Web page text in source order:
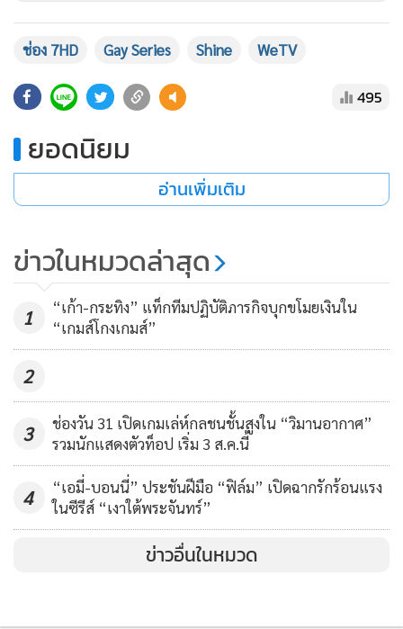
อุดมการณ์ ความรัก และความจริง เพื่อตามหาความหมายของ
เสรีภาพที่แท้จริงในแบบฉบับของแต่ละคน
ร่วมเสพสุนทรียภาพแห่งกาลเวลา ความหวัง ความทรงจำ และ
แสงสว่างจากอดีตที่จะส่องประกายถึงปัจจุบัน
อย่างงดงามไปด้วยกันกับ “Shine” รับชมซีรีส์พร้อมกัน ทุกวัน
เสาร์ เวลา 22.00 น. เริ่มตอนแรก เสาร์ที่ 2 สิงหาคมนี้ Acoustic
ช่อง 7HD Gay Series Shine WeTV
495
ยอดนิยม
อ่านเพิ่มเติม
ข่าวในหมวดล่าสุด
1
“เก้า-กระทิง” แท็กทีมปฏิบัติภารกิจบุกขโมยเงินใน
“เกมส์โกงเกมส์”
2
3
ช่องวัน 31 เปิดเกมเล่ห์กลชนชั้นสูงใน “วิมานอากาศ”
รวมนักแสดงตัวท็อป เริ่ม 3 ส.ค.นี้
4
“เอมี่-บอนนี่” ประชันฝีมือ “ฟิล์ม” เปิดฉากรักร้อนแรง
ในซีรีส์ “เงาใต้พระจันทร์”
ข่าวอื่นในหมวด
MGR Online ใช้คุกกี้ (Cookies)
MGR Online ใช้คุกกี้ เพื่อจัดการข้อมูลส่วนบุคคลเพื่อนำเสนอ
ประสบการณ์คอนเทนต์ที่ดีที่สุดให้กับผู้อ่านบนเว็บไซต์ และ
แอพพลิเคชั่นเงื่อนไขการใช้งานเว็บไซต์
ส่วนบุคคล
รับทราบ